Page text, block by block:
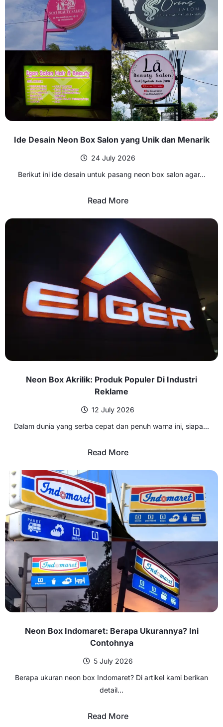
Ide Desain Neon Box Salon yang Unik dan Menarik
24 July 2026
Berikut ini ide desain untuk pasang neon box salon agar...
Read More
Neon Box Akrilik: Produk Populer Di Industri
Reklame
12 July 2026
Dalam dunia yang serba cepat dan penuh warna ini, siapa...
Read More
Neon Box Indomaret: Berapa Ukurannya? Ini
Contohnya
5 July 2026
Berapa ukuran neon box Indomaret? Di artikel kami berikan
detail...
Read More